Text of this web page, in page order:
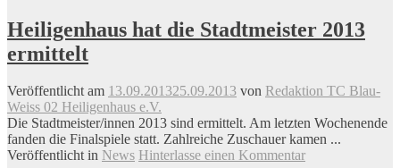
Heiligenhaus hat die Stadtmeister 2013
ermittelt
Veröffentlicht am 13.09.201325.09.2013 von Redaktion TC Blau-
Weiss 02 Heiligenhaus e.V.
Die Stadtmeister/innen 2013 sind ermittelt. Am letzten Wochenende
fanden die Finalspiele statt. Zahlreiche Zuschauer kamen ...
Veröffentlicht in News Hinterlasse einen Kommentar